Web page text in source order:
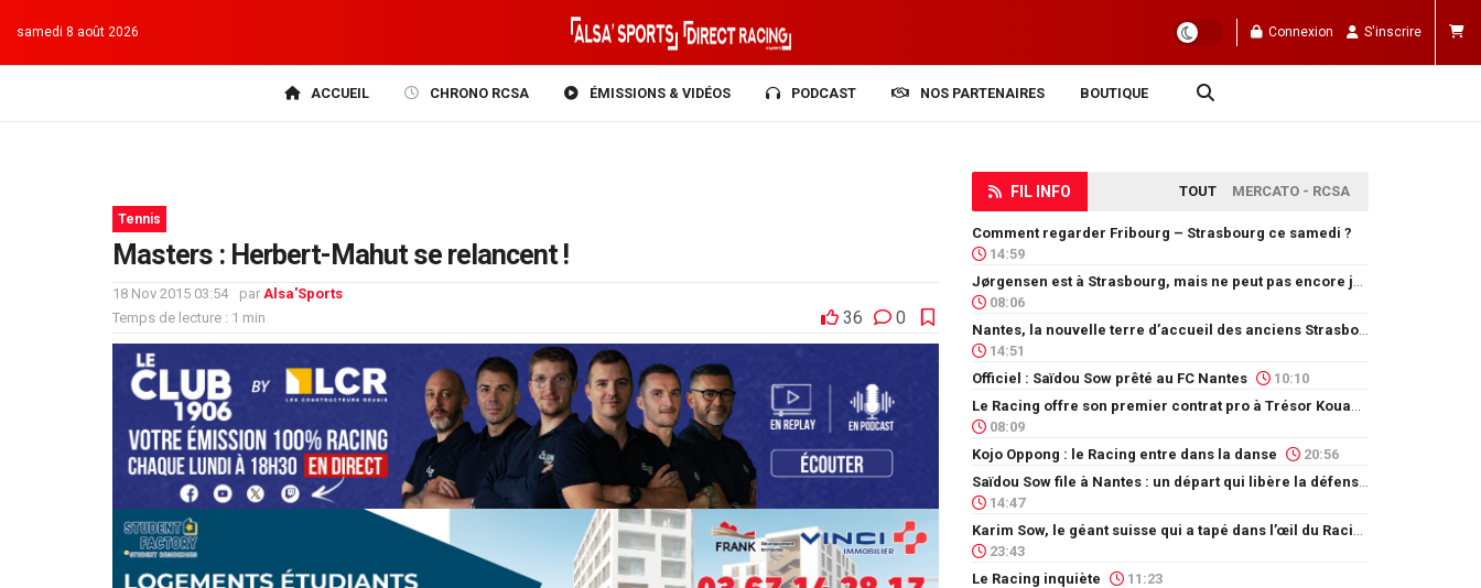
samedi 8 août 2026 Connexion S'inscrire
ACCUEIL CHRONO RCSA ÉMISSIONS & VIDÉOS PODCAST NOS PARTENAIRES BOUTIQUE
Tennis
Masters : Herbert-Mahut se relancent !
18 Nov 2015 03:54 par Alsa'Sports
Temps de lecture : 1 min
36 0
FIL INFO TOUT MERCATO - RCSA
Comment regarder Fribourg – Strasbourg ce samedi ?
14:59
08:06
14:51
Officiel : Saïdou Sow prêté au FC Nantes
10:10
08:09
Kojo Oppong : le Racing entre dans la danse
20:56
14:47
23:43
Le Racing inquiète
11:23